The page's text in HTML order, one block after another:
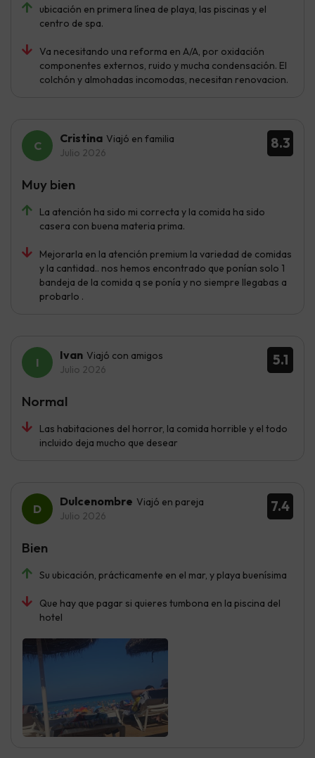
ubicación en primera línea de playa, las piscinas y el
centro de spa.
Va necesitando una reforma en A/A, por oxidación
componentes externos, ruido y mucha condensación. El
colchón y almohadas incomodas, necesitan renovacion.
8.3
Cristina Viajó en familia
Julio 2026
La atención ha sido mi correcta y la comida ha sido
casera con buena materia prima.
Mejorarla en la atención premium la variedad de comidas
y la cantidad.. nos hemos encontrado que ponían solo 1
bandeja de la comida q se ponía y no siempre llegabas a
probarlo .
Muy bien
5.1
Ivan Viajó con amigos
Julio 2026
Las habitaciones del horror, la comida horrible y el todo
incluido deja mucho que desear
Normal
7.4
Dulcenombre Viajó en pareja
Julio 2026
Su ubicación, prácticamente en el mar, y playa buenísima
Que hay que pagar si quieres tumbona en la piscina del
hotel
Bien